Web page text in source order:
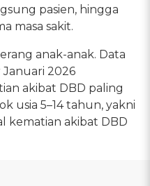
pasien, hingga
masa sakit.
anak-anak. Data
2026
akibat DBD paling
usia 5–14 tahun, yakni
kematian akibat DBD